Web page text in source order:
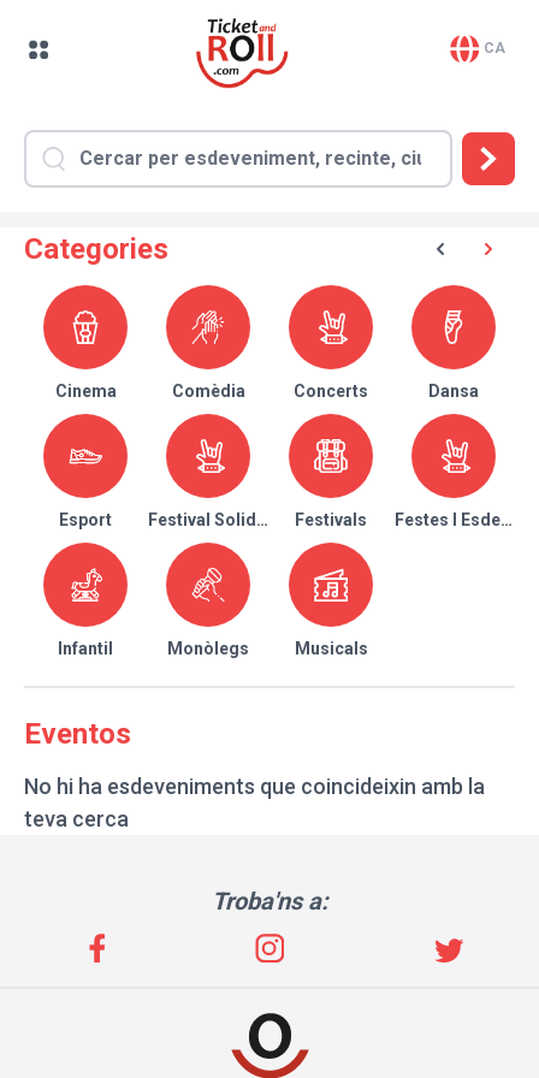
CA
Categories
Cinema Comèdia Concerts Dansa
Esport Festival Solidari Festivals Festes I
Infantil Monòlegs Musicals
Eventos
No hi ha esdeveniments que coincideixin amb la
teva cerca
Troba'ns a: